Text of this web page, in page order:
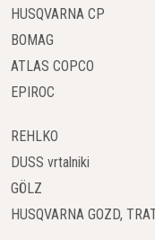
WEDA črpalke so
zagotavljajo visoko
zasnovani tako, da
zmanjšuje obratovalne
življenjsko dobo, tudi v
Prilagodljivost in
Ena od glavnih
HUSQVARNA CP
BOMAG
ATLAS COPCO
EPIROC
REHLKO
DUSS vrtalniki
GÖLZ
HUSQVARNA GOZD,